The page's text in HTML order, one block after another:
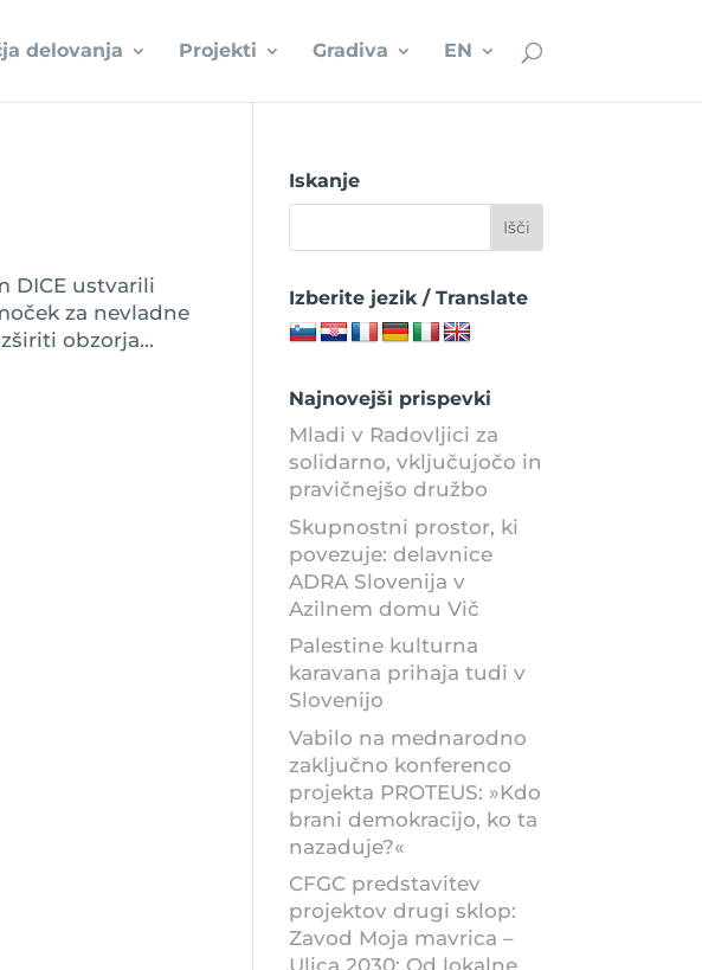
delovanja Projekti Gradiva EN
DICE ustvarili
za nevladne
obzorja...
Iskanje
Izberite jezik / Translate
Najnovejši prispevki
Mladi v Radovljici za
solidarno, vključujočo in
pravičnejšo družbo
Skupnostni prostor, ki
povezuje: delavnice
ADRA Slovenija v
Azilnem domu Vič
Palestine kulturna
karavana prihaja tudi v
Slovenijo
Vabilo na mednarodno
zaključno konferenco
projekta PROTEUS: »Kdo
brani demokracijo, ko ta
nazaduje?«
CFGC predstavitev
projektov drugi sklop:
Zavod Moja mavrica –
Ulica 2030: Od lokalne